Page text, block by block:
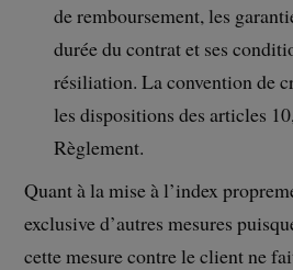
de remboursement, les
durée du contrat et ses
résiliation. La convention de
les dispositions des articles
Règlement.
Quant à la mise à l’index
exclusive d’autres mesures
cette mesure contre le client ne